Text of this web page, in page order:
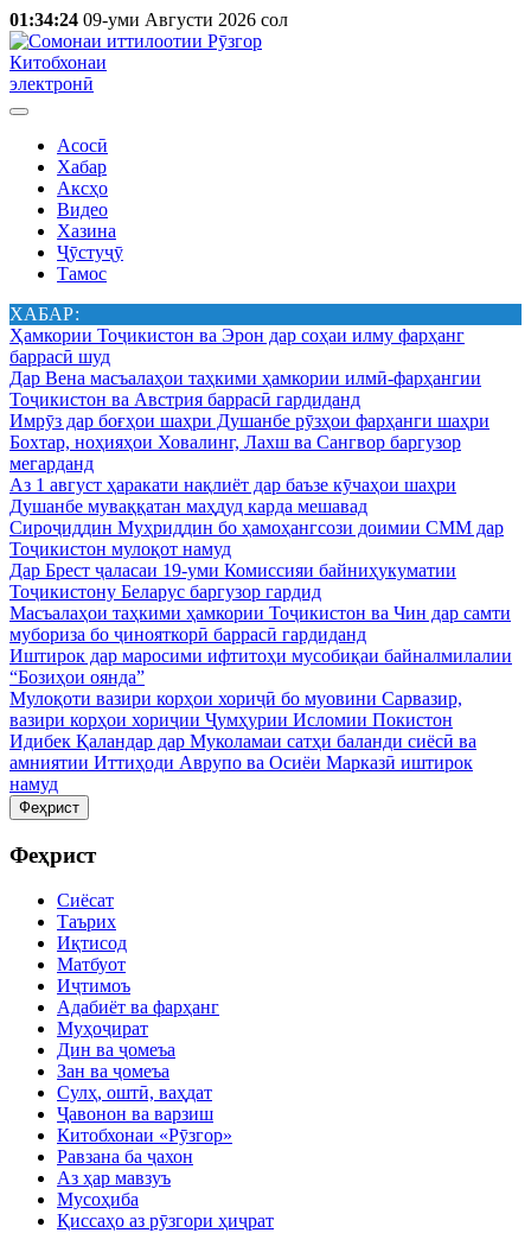
01:34:24 09-уми Августи 2026 сол
Китобхонаи
электронӣ
Асосӣ
Хабар
Аксҳо
Видео
Хазина
Ҷӯстуҷӯ
Тамос
ХАБАР:
Ҳамкории Тоҷикистон ва Эрон дар соҳаи илму фарҳанг
баррасӣ шуд
Дар Вена масъалаҳои таҳкими ҳамкории илмӣ-фарҳангии
Тоҷикистон ва Австрия баррасӣ гардиданд
Имрӯз дар боғҳои шаҳри Душанбе рӯзҳои фарҳанги шаҳри
Бохтар, ноҳияҳои Ховалинг, Лахш ва Сангвор баргузор
мегарданд
Аз 1 август ҳаракати нақлиёт дар баъзе кӯчаҳои шаҳри
Душанбе муваққатан маҳдуд карда мешавад
Сироҷиддин Муҳриддин бо ҳамоҳангсози доимии СММ дар
Тоҷикистон мулоқот намуд
Дар Брест ҷаласаи 19-уми Комиссияи байниҳукуматии
Тоҷикистону Беларус баргузор гардид
Масъалаҳои таҳкими ҳамкории Тоҷикистон ва Чин дар самти
мубориза бо ҷинояткорӣ баррасӣ гардиданд
Иштирок дар маросими ифтитоҳи мусобиқаи байналмилалии
“Бозиҳои оянда”
Мулоқоти вазири корҳои хориҷӣ бо муовини Сарвазир,
вазири корҳои хориҷии Ҷумҳурии Исломии Покистон
Идибек Қаландар дар Муколамаи сатҳи баланди сиёсӣ ва
амниятии Иттиҳоди Аврупо ва Осиёи Марказӣ иштирок
намуд
Феҳрист
Феҳрист
Сиёсат
Таърих
Иқтисод
Матбуот
Иҷтимоъ
Адабиёт ва фарҳанг
Муҳоҷират
Дин ва ҷомеъа
Зан ва ҷомеъа
Сулҳ, оштӣ, ваҳдат
Ҷавонон ва варзиш
Китобхонаи «Рӯзгор»
Равзана ба ҷахон
Аз ҳар мавзуъ
Мусоҳиба
Қиссаҳо аз рӯзгори ҳиҷрат